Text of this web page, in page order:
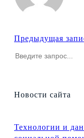
Предыдущая
о
Новости сайта
Технологии и